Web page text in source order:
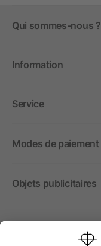
Qui sommes-nous ?
Information
Service
Modes de paiement
Objets publicitaires